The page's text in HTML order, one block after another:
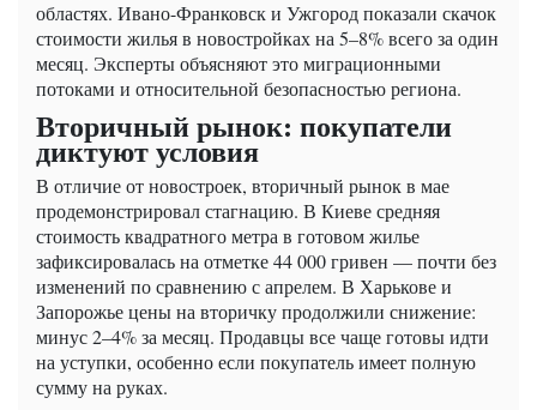
областях. Ивано-Франковск и Ужгород показали скачок
стоимости жилья в новостройках на 5–8% всего за один
месяц. Эксперты объясняют это миграционными
потоками и относительной безопасностью региона.
Вторичный рынок: покупатели
диктуют условия
В отличие от новостроек, вторичный рынок в мае
продемонстрировал стагнацию. В Киеве средняя
стоимость квадратного метра в готовом жилье
зафиксировалась на отметке 44 000 гривен — почти без
изменений по сравнению с апрелем. В Харькове и
Запорожье цены на вторичку продолжили снижение:
минус 2–4% за месяц. Продавцы все чаще готовы идти
на уступки, особенно если покупатель имеет полную
сумму на руках.